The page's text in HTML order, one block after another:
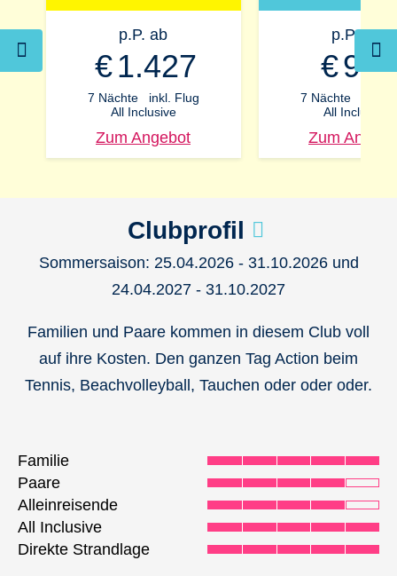
p.P. ab
€1.427
7 Nächte
inkl. Flug
All Inclusive
Zum Angebot
p.P. ab
€957
7 Nächte
All Inclusive
Zum
Clubprofil
Sommersaison: 25.04.2026 - 31.10.2026 und
24.04.2027 - 31.10.2027
Familien und Paare kommen in diesem Club voll
auf ihre Kosten. Den ganzen Tag Action beim
Tennis, Beachvolleyball, Tauchen oder oder oder.
Familie
Paare
Alleinreisende
All Inclusive
Direkte Strandlage